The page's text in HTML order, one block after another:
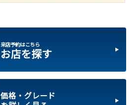
来店予約はこちら
お店を探す
価格・グレード